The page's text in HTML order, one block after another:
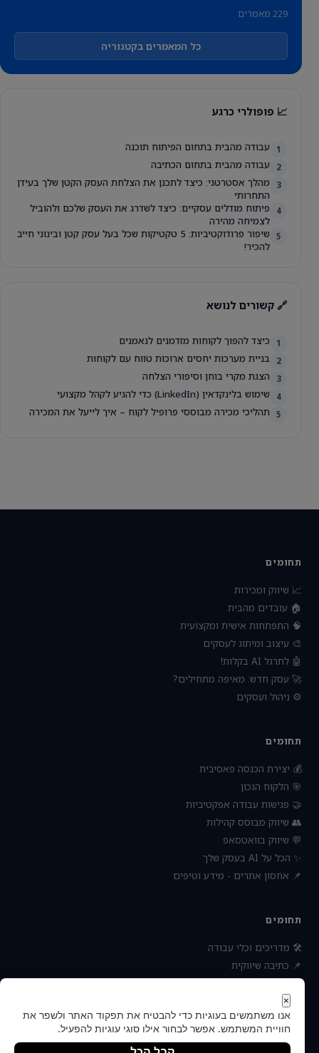
229 מאמרים
כל המאמרים בקטגוריה
📈 פופולרי כרגע
1 עבודה מהבית בתחום הפיתוח תוכנה
2 עבודה מהבית בתחום הכתיבה
3
מהלך אסטרטגי: כיצד לתכנן את הצלחת העסק הקטן שלך בעידן
התחרותי
4
פיתוח מודלים עסקיים: כיצד לשדרג את העסק שלכם ולהוביל
לצמיחה מהירה
5
שיפור פרודוקטיביות: 5 טקטיקות שכל בעל עסק קטן ובינוני חייב
להכיר!
🔗 קשורים לנושא
1 כיצד להפוך לקוחות מזדמנים לנאמנים
2 בניית מערכות יחסים ארוכות טווח עם לקוחות
3 הצגת מקרי בוחן וסיפורי הצלחה
4 שימוש בלינקדאין (LinkedIn) כדי להגיע לקהל מקצועי
5 תהליכי מכירה מבוססי פרופיל לקוח – איך לייעל את המכירה
תחומים
📈 שיווק ומכירות
🏠 עובדים מהבית
🧠 התפתחות אישית ומקצועית
🎨 עיצוב ומיתוג לעסקים
🤖 לתרגל AI בקלות!
🚀 עסק חדש: מאיפה מתחילים?
⚙️ ניהול ועסקים
תחומים
💰 יצירת הכנסה פאסיבית
🎯 הלקוח הנכון
🤝 פגישות עבודה אפקטיביות
👥 שיווק מבוסס קהילות
💬 שיווק בוואטסאפ
✨ הכל על AI בעסק שלך
📌 אחסון אתרים - מידע וטיפים
תחומים
🛠 מדריכים וכלי עבודה
📌 כתיבה שיווקית
📌 socialbee מפלצת המדיה
📌 נטוורקינג וקשרים עסקיים
📌 חדשות כלכלה ועסקים
×
אנו משתמשים בעוגיות כדי להבטיח את תפקוד האתר ולשפר את
חוויית המשתמש. אפשר לבחור אילו סוגי עוגיות להפעיל.